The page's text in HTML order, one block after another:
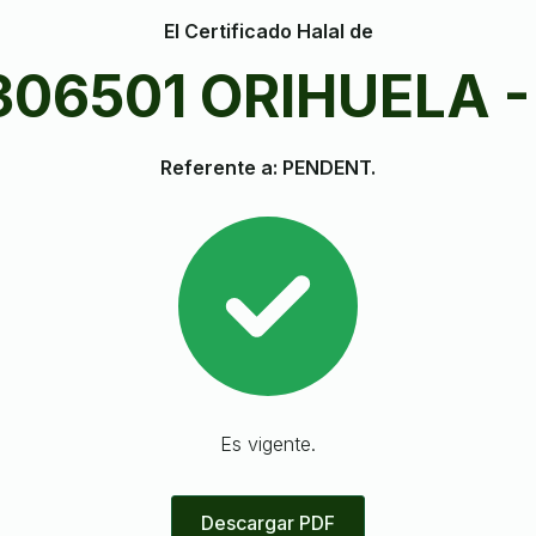
El Certificado Halal de
ORIHUELA
Referente a: PENDENT.
Es vigente.
Descargar PDF